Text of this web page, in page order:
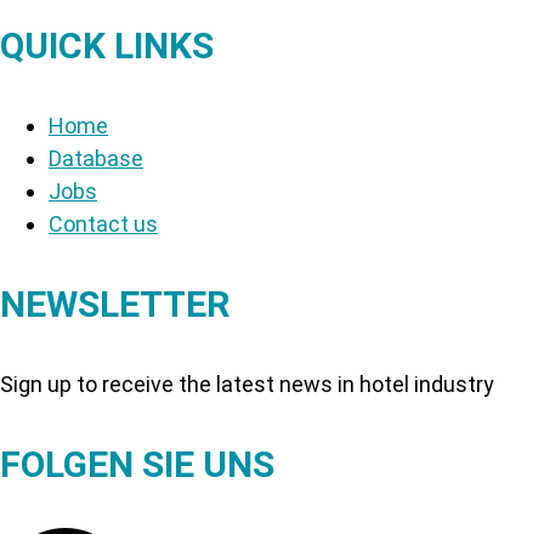
QUICK LINKS
Home
Database
Jobs
Contact us
NEWSLETTER
Sign up to receive the latest news in hotel industry
FOLGEN SIE UNS